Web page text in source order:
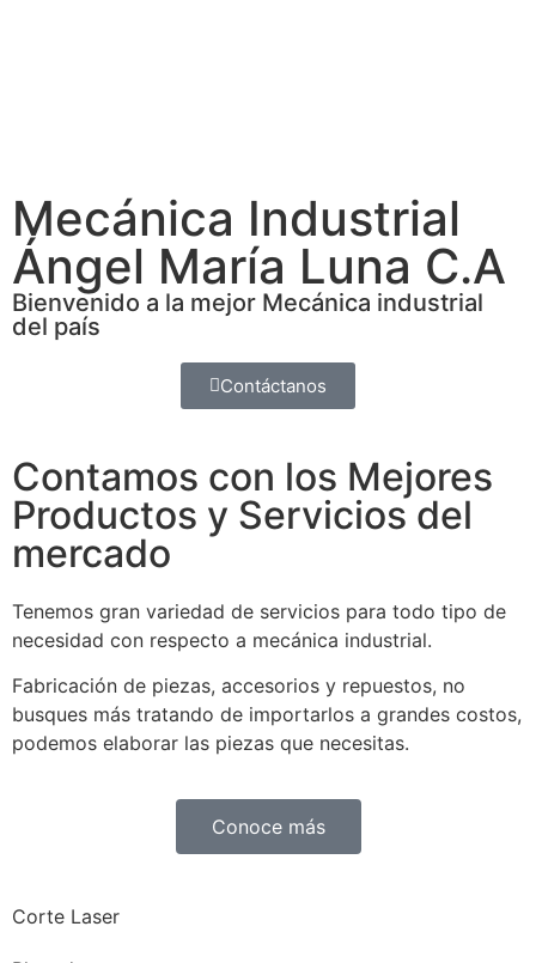
Mecánica Industrial
Ángel María Luna C.A
Bienvenido a la mejor Mecánica industrial
del país
Contáctanos
Contamos con los Mejores
Productos y Servicios del
mercado
Tenemos gran variedad de servicios para todo tipo de
necesidad con respecto a mecánica industrial.
Fabricación de piezas, accesorios y repuestos, no
busques más tratando de importarlos a grandes costos,
podemos elaborar las piezas que necesitas.
Conoce más
Corte Laser